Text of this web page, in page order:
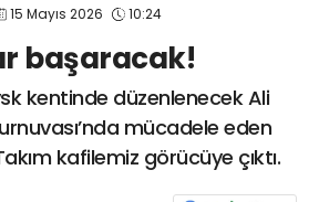
15 Mayıs 2026 10:24
başaracak!
kentinde düzenlenecek Ali
mücadele eden
kafilemiz görücüye çıktı.
info@spor41.com